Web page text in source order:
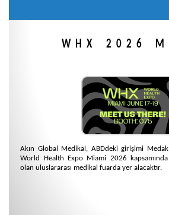
WHX 2026
Akın Global Medikal, ABDdeki girişimi
World Health Expo Miami 2026
olan uluslararası medikal fuarda yer alacaktır.